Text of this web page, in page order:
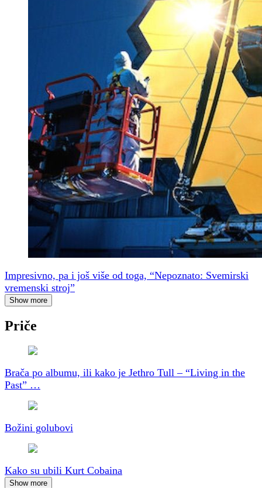
Impresivno, pa i još više od toga, “Nepoznato: Svemirski
vremenski stroj”
Show more
Priče
Brača po albumu, ili kako je Jethro Tull – “Living in the
Past” …
Božini golubovi
Kako su ubili Kurt Cobaina
Show more